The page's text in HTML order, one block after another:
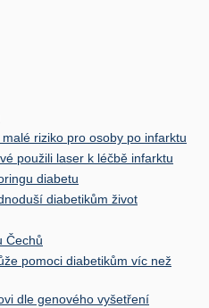
riziko pro osoby po infarktu
použili laser k léčbě infarktu
diabetu
diabetikům život
Čechů
pomoci diabetikům víc než
dle genového vyšetření